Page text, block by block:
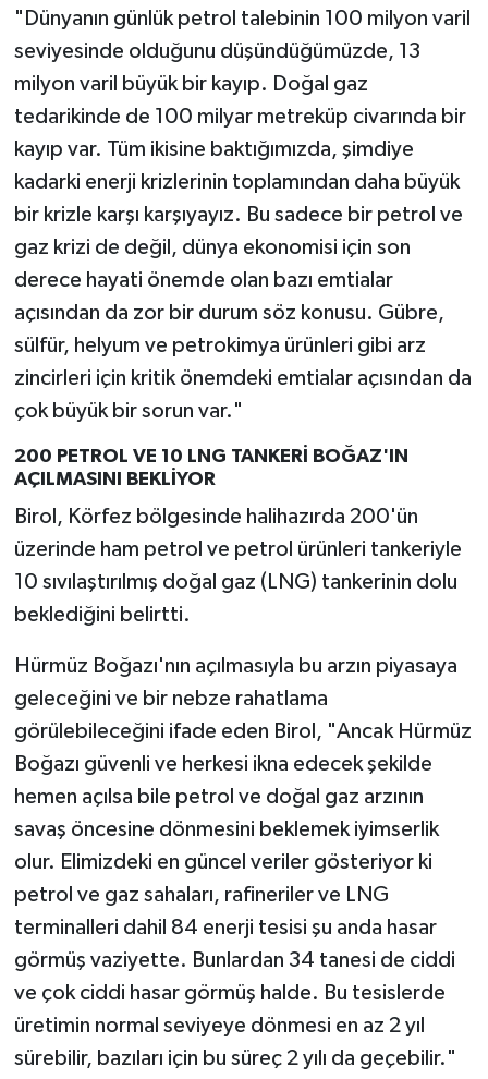
"Dünyanın günlük petrol talebinin 100 milyon varil
seviyesinde olduğunu düşündüğümüzde, 13
milyon varil büyük bir kayıp. Doğal gaz
tedarikinde de 100 milyar metreküp civarında bir
kayıp var. Tüm ikisine baktığımızda, şimdiye
kadarki enerji krizlerinin toplamından daha büyük
bir krizle karşı karşıyayız. Bu sadece bir petrol ve
gaz krizi de değil, dünya ekonomisi için son
derece hayati önemde olan bazı emtialar
açısından da zor bir durum söz konusu. Gübre,
sülfür, helyum ve petrokimya ürünleri gibi arz
zincirleri için kritik önemdeki emtialar açısından da
çok büyük bir sorun var."
200 PETROL VE 10 LNG TANKERİ BOĞAZ'IN
AÇILMASINI BEKLİYOR
Birol, Körfez bölgesinde halihazırda 200'ün
üzerinde ham petrol ve petrol ürünleri tankeriyle
10 sıvılaştırılmış doğal gaz (LNG) tankerinin dolu
beklediğini belirtti.
Hürmüz Boğazı'nın açılmasıyla bu arzın piyasaya
geleceğini ve bir nebze rahatlama
görülebileceğini ifade eden Birol, "Ancak Hürmüz
Boğazı güvenli ve herkesi ikna edecek şekilde
hemen açılsa bile petrol ve doğal gaz arzının
savaş öncesine dönmesini beklemek iyimserlik
olur. Elimizdeki en güncel veriler gösteriyor ki
petrol ve gaz sahaları, rafineriler ve LNG
terminalleri dahil 84 enerji tesisi şu anda hasar
görmüş vaziyette. Bunlardan 34 tanesi de ciddi
ve çok ciddi hasar görmüş halde. Bu tesislerde
üretimin normal seviyeye dönmesi en az 2 yıl
sürebilir, bazıları için bu süreç 2 yılı da geçebilir."